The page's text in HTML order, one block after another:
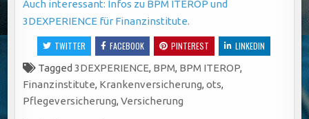
Auch interessant: Infos zu BPM ITEROP und
3DEXPERIENCE für Finanzinstitute.
TWITTER FACEBOOK PINTEREST
LINKEDIN
Tagged3DEXPERIENCE, BPM, BPM ITEROP,
Finanzinstitute, Krankenversicherung,ots,
Pflegeversicherung,Versicherung